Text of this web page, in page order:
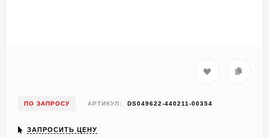
ПО ЗАПРОСУ АРТИКУЛ: DS049622-440211-00354
ЗАПРОСИТЬ ЦЕНУ